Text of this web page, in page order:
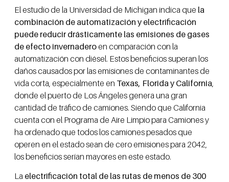
El estudio de la Universidad de Michigan indica que la
combinación de automatización y electrificación
puede reducir drásticamente las emisiones de gases
de efecto invernaderoen comparación con la
automatización con diésel. Estos beneficios superan los
daños causados por las emisiones de contaminantes de
vida corta, especialmente en Texas, Florida y California,
donde el puerto de Los Ángeles genera una gran
cantidad de tráfico de camiones. Siendo que California
cuenta con el Programa de Aire Limpio para Camiones y
ha ordenado que todos los camiones pesados que
operen en el estado sean de cero emisiones para 2042,
los beneficios serían mayores en este estado.
La electrificación total de las rutas de menos de 300